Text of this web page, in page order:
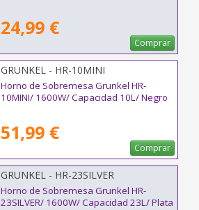
24,99 €
Comprar
GRUNKEL - HR-10MINI
Horno de Sobremesa Grunkel HR-
10MINI/ 1600W/ Capacidad 10L/ Negro
51,99 €
Comprar
GRUNKEL - HR-23SILVER
Horno de Sobremesa Grunkel HR-
23SILVER/ 1600W/ Capacidad 23L/ Plata